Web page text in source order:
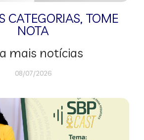
CATEGORIAS, TOME
NOTA
mais notícias
08/07/2026